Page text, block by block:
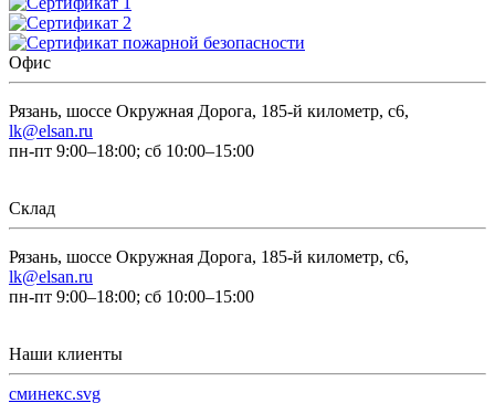
Офис
Рязань, шоссе Окружная Дорога, 185-й километр, с6,
lk@elsan.ru
пн-пт 9:00–18:00; сб 10:00–15:00
Склад
Рязань, шоссе Окружная Дорога, 185-й километр, с6,
lk@elsan.ru
пн-пт 9:00–18:00; сб 10:00–15:00
Наши клиенты
сминекс.svg